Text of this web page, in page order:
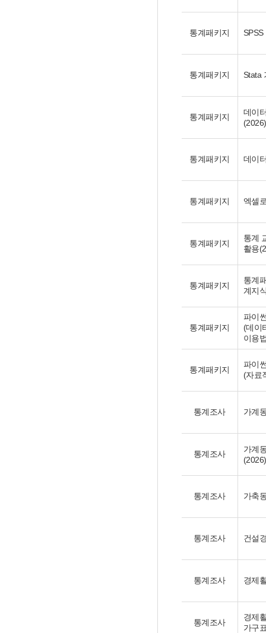
통계패키지
통계패키지 Stata
통계패키지
데이
(2026)
통계패키지 데이
통계패키지 엑셀
통계패키지
통계
활용
통계패키지
통계
계지
통계패키지
파이
(데이
이용
통계패키지
파이
(자료
통계조사 가계
통계조사
가계
(2026)
통계조사 가축
통계조사 건설
통계조사 경제
통계조사
경제
가구